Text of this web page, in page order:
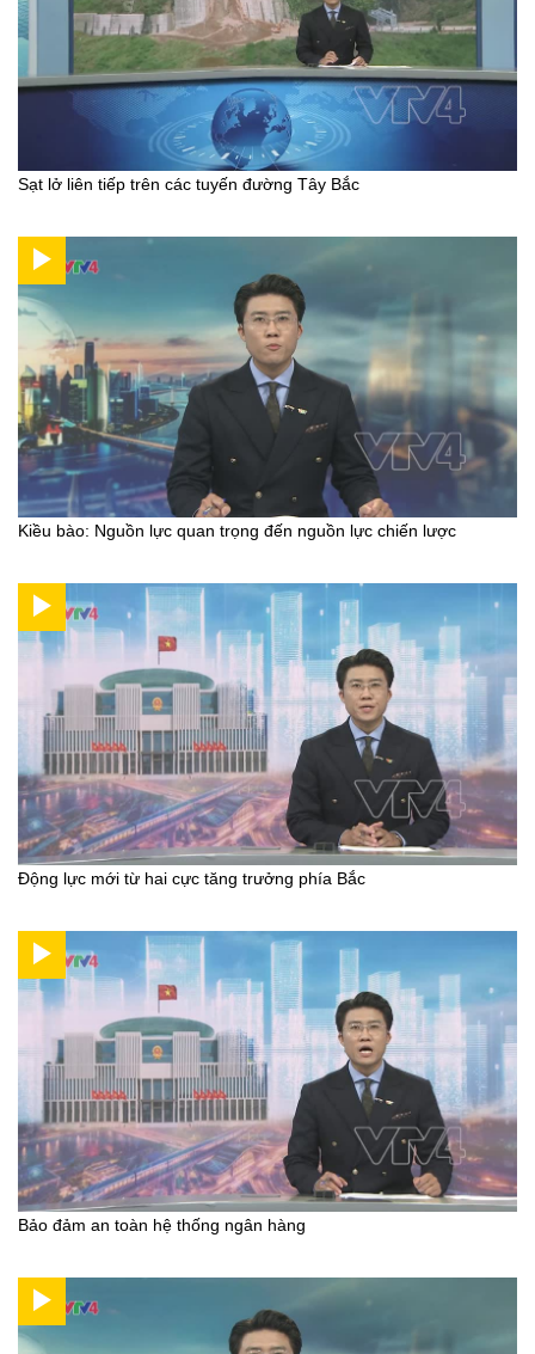
Sạt lở liên tiếp trên các tuyến đường Tây Bắc
Kiều bào: Nguồn lực quan trọng đến nguồn lực chiến lược
Động lực mới từ hai cực tăng trưởng phía Bắc
Bảo đảm an toàn hệ thống ngân hàng